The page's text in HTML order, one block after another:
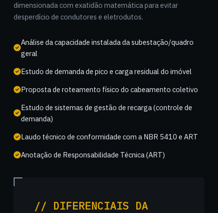
dimensionada com exatidão matemática para evitar
desperdício de condutores e eletrodutos.
Análise da capacidade instalada da subestação/quadro
geral
Estudo de demanda de pico e carga residual do imóvel
Proposta de roteamento físico do cabeamento coletivo
Estudo de sistemas de gestão de recarga (controle de
demanda)
Laudo técnico de conformidade com a NBR 5410 e ART
Anotação de Responsabilidade Técnica (ART)
// DIFERENCIAIS DA